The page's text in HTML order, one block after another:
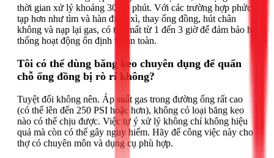
thời gian xử lý khoảng 30-60 phút. Với các trường hợp phức
tạp hơn như tìm và hàn điểm xì, thay ống đồng, hút chân
không và nạp lại gas, có thể mất từ 1 đến 3 giờ để đảm bảo hệ
thống hoạt động ổn định và an toàn.
Tôi có thể dùng băng keo chuyên dụng để quấn
chỗ ống đồng bị rò rỉ không?
Tuyệt đối không nên. Áp suất gas trong đường ống rất cao
(có thể lên đến 250 PSI hoặc hơn), không có loại băng keo
nào có thể chịu được. Việc tự ý xử lý không chỉ không hiệu
quả mà còn có thể gây nguy hiểm. Hãy để công việc này cho
thợ có chuyên môn và dụng cụ phù hợp.